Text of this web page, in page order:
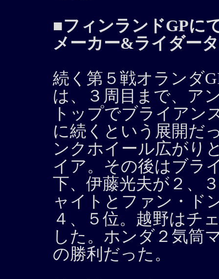
■フィンランドGPに
メーカー&ライダー
続く第５戦オランダ
は、３周目まで、ア
トップでブライアン
に続くという展開だ
ンクホイール広がり
イア。その後はブラ
下、伊藤光夫が２、
ャイトとファン・ド
４、５位。越野はチ
した。ホンダ２気筒
の勝利だった。